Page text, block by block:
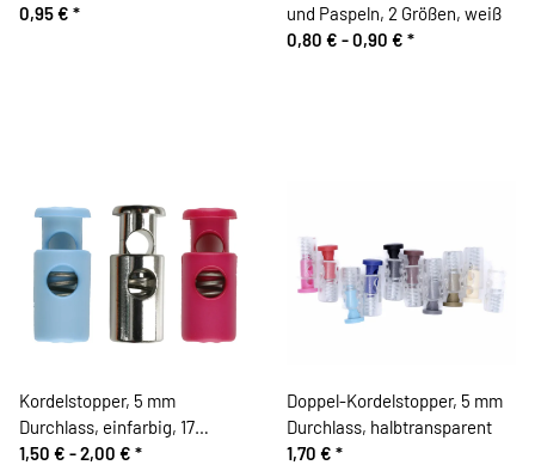
0,95 € *
und Paspeln, 2 Größen, weiß
0,80 € -0,90 € *
Kordelstopper, 5 mm
Durchlass, einfarbig, 17
Farben
1,50 € -2,00 € *
Doppel-Kordelstopper, 5 mm
Durchlass, halbtransparent
1,70 € *